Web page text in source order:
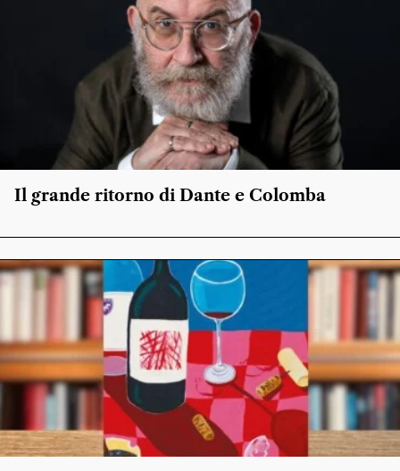
Il grande ritorno di Dante e Colomba